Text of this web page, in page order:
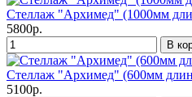
Стеллаж "Архимед" (1000мм
5800р.
В
Стеллаж "Архимед" (600мм
5100р.